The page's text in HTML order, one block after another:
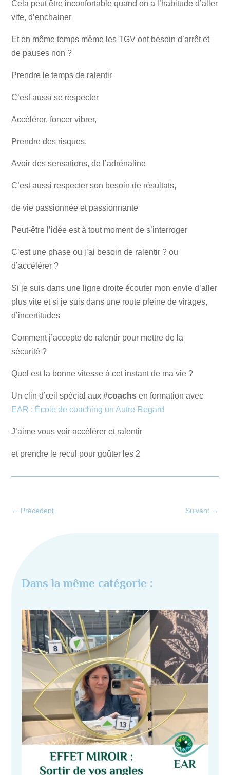
Cela peut être inconfortable quand on a l’habitude d’aller
vite, d’enchainer
Et en même temps même les TGV ont besoin d’arrêt et
de pauses non ?
Prendre le temps de ralentir
C’est aussi se respecter
Accélérer, foncer vibrer,
Prendre des risques,
Avoir des sensations, de l’adrénaline
C’est aussi respecter son besoin de résultats,
de vie passionnée et passionnante
Peut-être l’idée est à tout moment de s’interroger
C’est une phase ou j’ai besoin de ralentir ? ou
d’accélérer ?
Si je suis dans une ligne droite écouter mon envie d’aller
plus vite et si je suis dans une route pleine de virages,
d’incertitudes
Comment j’accepte de ralentir pour mettre de la
sécurité ?
Quel est la bonne vitesse à cet instant de ma vie ?
Un clin d’œil spécial aux#coachs en formation avec
EAR : École de coaching un Autre Regard
J’aime vous voir accélérer et ralentir
et prendre le recul pour goûter les 2
← Précédent Suivant→
Dans la même catégorie :